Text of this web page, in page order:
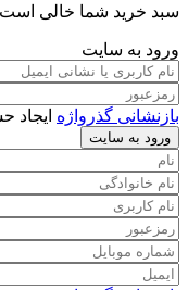
سبد خرید شما خالی
ورود به سایت
بازنشانی گذرواژه ایجاد
ورود به سایت